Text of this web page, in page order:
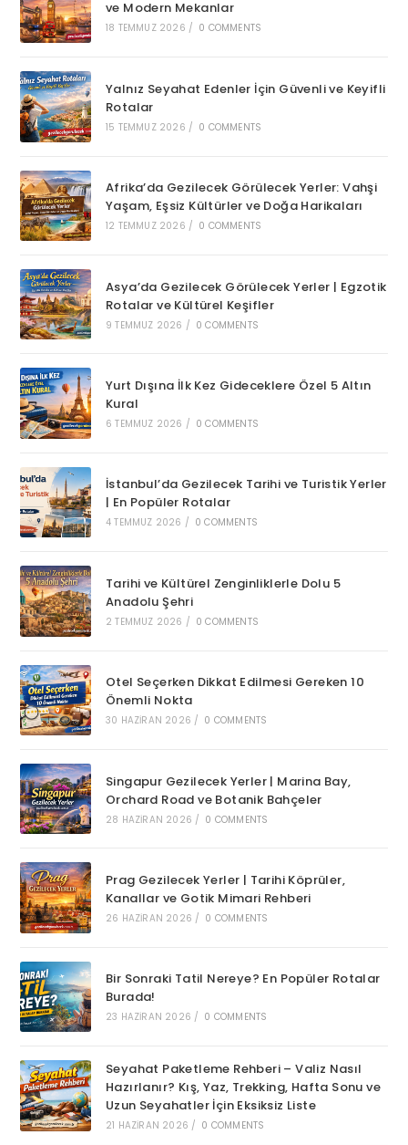
ve Modern Mekanlar
18 TEMMUZ 2026 / 0 COMMENTS
Yalnız Seyahat Edenler İçin Güvenli ve Keyifli
Rotalar
15 TEMMUZ 2026 / 0 COMMENTS
Afrika’da Gezilecek Görülecek Yerler: Vahşi
Yaşam, Eşsiz Kültürler ve Doğa Harikaları
12 TEMMUZ 2026 / 0 COMMENTS
Asya’da Gezilecek Görülecek Yerler | Egzotik
Rotalar ve Kültürel Keşifler
9 TEMMUZ 2026 / 0 COMMENTS
Yurt Dışına İlk Kez Gideceklere Özel 5 Altın
Kural
6 TEMMUZ 2026 / 0 COMMENTS
İstanbul’da Gezilecek Tarihi ve Turistik Yerler
| En Popüler Rotalar
4 TEMMUZ 2026 / 0 COMMENTS
Tarihi ve Kültürel Zenginliklerle Dolu 5
Anadolu Şehri
2 TEMMUZ 2026 / 0 COMMENTS
Otel Seçerken Dikkat Edilmesi Gereken 10
Önemli Nokta
30 HAZIRAN 2026 / 0 COMMENTS
Singapur Gezilecek Yerler | Marina Bay,
Orchard Road ve Botanik Bahçeler
28 HAZIRAN 2026 / 0 COMMENTS
Prag Gezilecek Yerler | Tarihi Köprüler,
Kanallar ve Gotik Mimari Rehberi
26 HAZIRAN 2026 / 0 COMMENTS
Bir Sonraki Tatil Nereye? En Popüler Rotalar
Burada!
23 HAZIRAN 2026 / 0 COMMENTS
Seyahat Paketleme Rehberi – Valiz Nasıl
Hazırlanır? Kış, Yaz, Trekking, Hafta Sonu ve
Uzun Seyahatler İçin Eksiksiz Liste
21 HAZIRAN 2026 / 0 COMMENTS